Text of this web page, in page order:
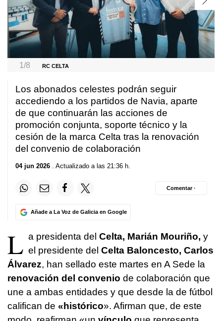
1/8 RC CELTA
Los abonados celestes podrán seguir
accediendo a los partidos de Navia, aparte
de que continuarán las acciones de
promoción conjunta, soporte técnico y la
cesión de la marca Celta tras la renovación
del convenio de colaboración
04 jun 2026 . Actualizado a las 21:36 h.
Añade a La Voz de Galicia en Google
Comentar ·
L a presidenta del Celta, Marián Mouriño, y
el presidente del Celta Baloncesto, Carlos
Álvarez, han sellado este martes en A Sede la
renovación del convenio de colaboración que
une a ambas entidades y que desde la de fútbol
califican de «histórico». Afirman que, de este